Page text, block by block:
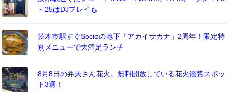
～25はDJプレイも
茨木市駅すぐSocioの地下「アカイサカナ」2周年！限定特
別メニューで大満足ランチ
8月8日の弁天さん花火。無料開放している花火鑑賞スポッ
ト3選！